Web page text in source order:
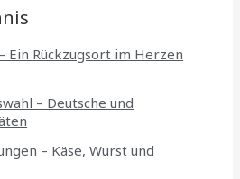
Ein Rückzugsort im Herzen
– Deutsche und
– Käse, Wurst und